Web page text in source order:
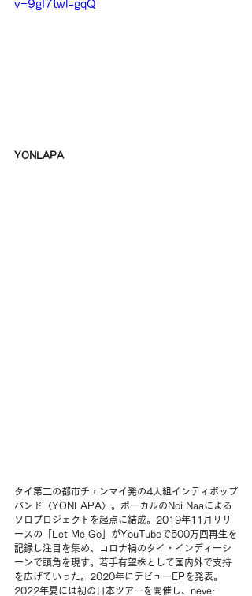
v=9gI7twl-gqQ
YONLAPA
タイ第二の都市チェンマイ発の4人組インディポップ
バンド〈YONLAPA〉。ボーカルのNoi Naaによる
ソロプロジェクトを起点に結成。2019年11月リリ
ースの「Let Me Go」がYouTubeで500万回再生を
記録し注目を集め、コロナ禍のタイ・インディーシ
ーンで頭角を現す。若手有望株として国内外で支持
を広げていった。2020年にデビューEPを発表。
2022年夏には初の日本ツアーを開催し、never